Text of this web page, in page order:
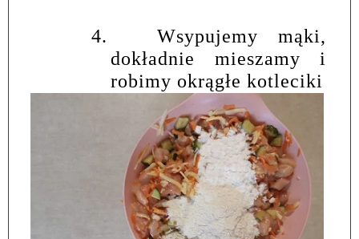
4.
Wsypujemy mąki,
dokładnie mieszamy i
robimy okrągłe kotleciki